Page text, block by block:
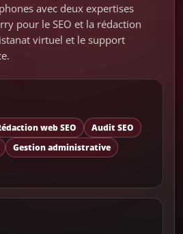
avec deux expertises
pour le SEO et la rédaction
virtuel et le support
web SEO
Audit SEO
Gestion administrative